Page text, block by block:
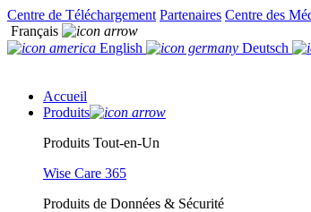
Centre de Téléchargement Partenaires Centre des
Français
English
Deutsch
Accueil
Produits
Produits Tout-en-Un
Wise Care 365
Produits de Données & Sécurité